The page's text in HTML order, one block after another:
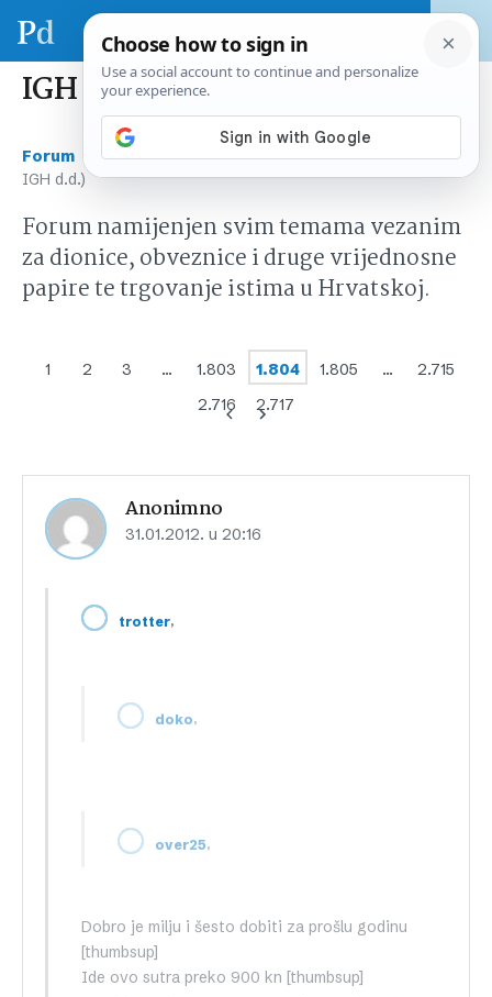
IGH (Institut IGH d.d.)
Forum Tržište kapitala Hrvatska ›
IGH (Institut
IGH d.d.)
Forum namijenjen svim temama vezanim
za dionice, obveznice i druge vrijednosne
papire te trgovanje istima u Hrvatskoj.
1 2 3 … 1.803 1.804 1.805 …
2.715
2.716
2.717
Anonimno
31.01.2012. u 20:16
trotter,
doko,
over25,
Dobro je milju i šesto dobiti za prošlu godinu
[thumbsup]
Ide ovo sutra preko 900 kn [thumbsup]